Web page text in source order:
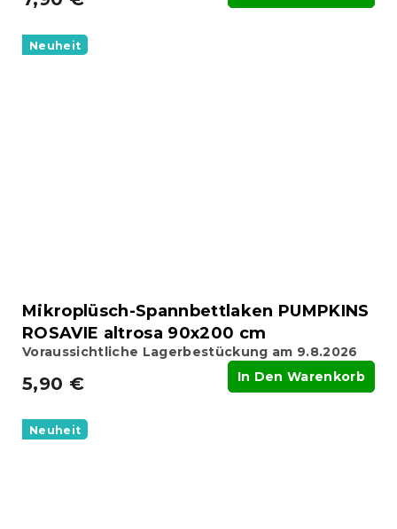
Neuheit
Mikroplüsch-Spannbettlaken PUMPKINS
ROSAVIE altrosa 90x200 cm
Voraussichtliche Lagerbestückung am 9.8.2026
5,90 € In Den Warenkorb
Neuheit